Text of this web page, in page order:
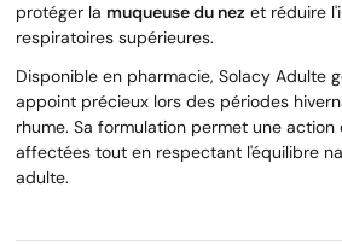
protéger la muqueuse du nez et réduire
respiratoires supérieures.
Disponible en pharmacie, Solacy Adulte
appoint précieux lors des périodes
rhume. Sa formulation permet une action
affectées tout en respectant l'équilibre
adulte.